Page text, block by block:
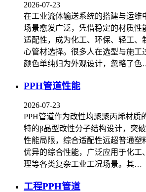
2026-07-23
在工业流体输送系统的搭建与运维
场景愈发广泛，凭借稳定的材质性
适配性，成为化工、环保、轻工、
心管材选择。很多人在选型与施工
颜色单纯归为外观设计，忽略了
PPH管道性能
2026-07-23
PPH管道作为改性均聚聚丙烯材质
特的β晶型改性分子结构设计，突
性能局限，综合适配性远超普通塑
优异的综合性能，广泛应用于化工
理等各类复杂工业工况场景。其…
工程PPH管道